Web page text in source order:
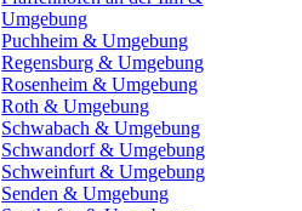
Umgebung
Puchheim & Umgebung
Regensburg & Umgebung
Rosenheim & Umgebung
Roth & Umgebung
Schwabach & Umgebung
Schwandorf & Umgebung
Schweinfurt & Umgebung
Senden & Umgebung